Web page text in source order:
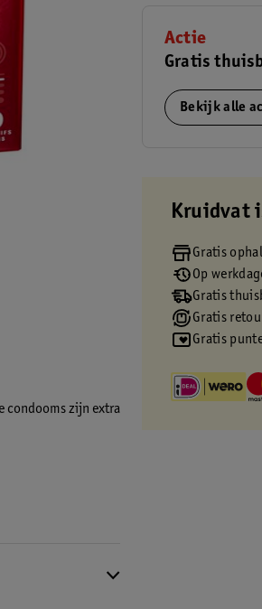
condooms zijn extra
Actie
Gratis
Bekijk alle
Kruidvat
Gratis
Op
Gratis
Gratis
Gratis